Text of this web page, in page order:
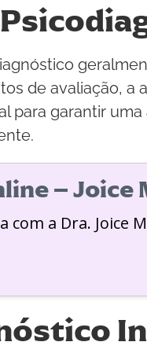
de avaliação, a
para garantir
– Joice
com a Dra. Joice